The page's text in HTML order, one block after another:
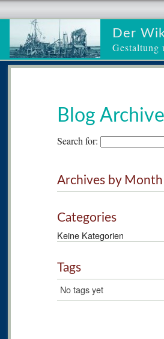
Der
Gestaltung
Blog Archive
Search for:
Archives by Month
Categories
Keine Kategorien
Tags
No tags yet